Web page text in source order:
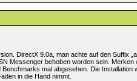
DirectX 9.0a, man achte auf den Suffix
Messenger behoben worden sein.
mal abgesehen. Die Installation
in die Hand nimmt.